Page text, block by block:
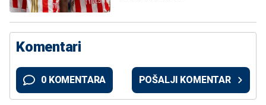
Komentari
0 KOMENTARA POŠALJI KOMENTAR